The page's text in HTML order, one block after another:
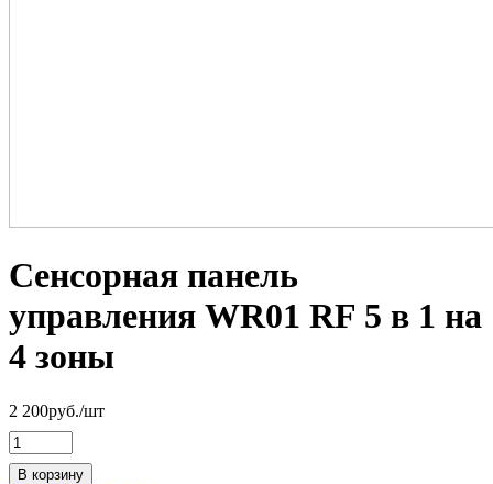
Сенсорная панель
управления WR01 RF 5 в 1 на
4 зоны
2 200руб./шт
В корзину